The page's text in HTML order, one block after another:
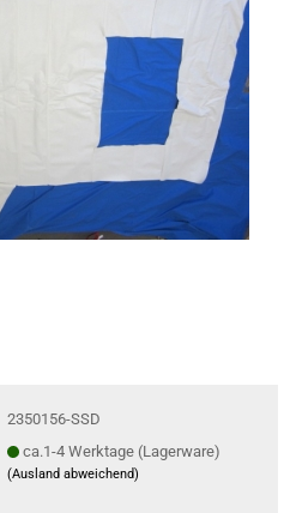
2350156-SSD
ca.1-4 Werktage (Lagerware)
(Ausland abweichend)